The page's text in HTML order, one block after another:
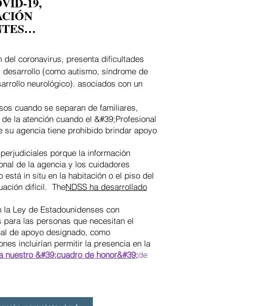
coronavirus, presenta dificultades
(como autismo, síndrome de
neurológico). asociados con un
cuando se separan de familiares,
la atención cuando el &#39;Profesional
agencia tiene prohibido brindar apoyo
porque la información
de la agencia y los cuidadores
está in situ en la habitación o el piso del
difícil. TheNDSS ha desarrollado
Ley de Estadounidenses con
las personas que necesitan el
de apoyo designado, como
incluirían permitir la presencia en la
nuestro &#39;cuadro de honor&#39;de